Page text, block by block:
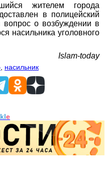
жителем города
в полицейский
вопрос о возбуждении в
насильника уголовного
Islam-today
насильник
e